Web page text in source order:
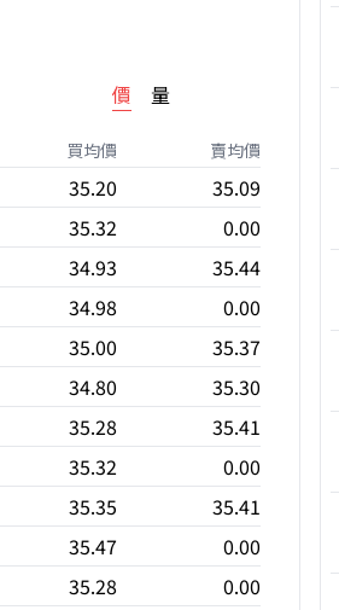
價 量
買均價 賣均價
35.20
35.09
35.32
0.00
34.93
35.44
34.98
0.00
35.00
35.37
34.80
35.30
35.28
35.41
35.32
0.00
35.35
35.41
35.47
0.00
35.28
0.00